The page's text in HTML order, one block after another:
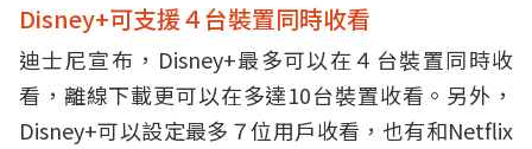
Disney+可支援４台裝置同時收看
迪士尼宣布，Disney+最多可以在４台裝置同時收
看，離線下載更可以在多達10台裝置收看。另外，
Disney+可以設定最多７位用戶收看，也有和Netflix